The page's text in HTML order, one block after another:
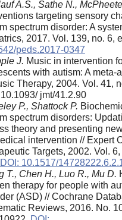
A.S., Sathe N.,
targeting sensory
spectrum disorder: A
2017. Vol. 139, no. 6,
peds.2017-0347
J. Music in intervention
with autism: A meta-
Therapy, 2004. Vol. 41,
jmt/41.2.90
P., Shattock P.
spectrum disorders:
theory and presenting
intervention // Expert
Targets, 2002. Vol.
DOI: 10.1517/
T., Chen H., Luo R., Mu D.
therapy for people with
(ASD) // Cochrane
Reviews, 2016. No.